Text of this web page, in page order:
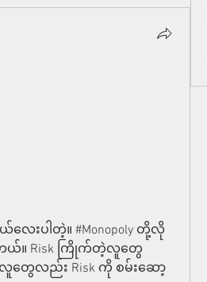
ေးပါတဲ့။ #Monopoly တို့လို
င်တယ်။ Risk ကြိုက်တဲ့လူတွေ
တွေလည်း Risk ကို စမ်းဆော့